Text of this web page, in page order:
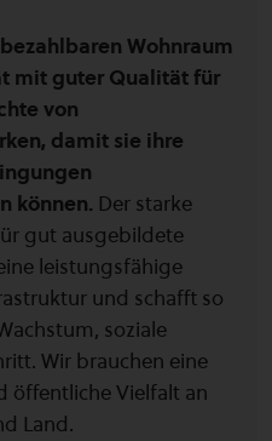
Wohnraum
mit guter Qualität für
von
damit sie ihre
können. Der starke
gut ausgebildete
leistungsfähige
und schafft so
soziale
Wir brauchen eine
öffentliche Vielfalt an
Land.